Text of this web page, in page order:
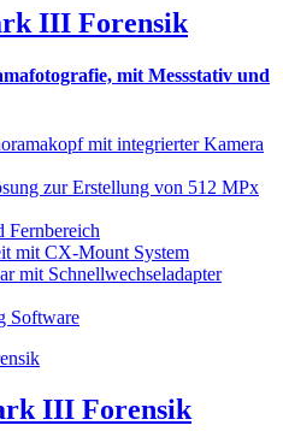
III Forensik
mit Messstativ und
mit integrierter Kamera
zur Erstellung von 512 MPx
Fernbereich
mit CX-Mount System
mit Schnellwechseladapter
Software
III Forensik